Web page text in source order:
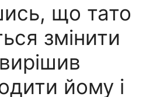
що тато
змінити
йому і